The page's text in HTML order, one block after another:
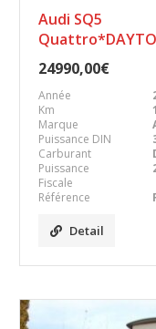
Audi SQ5
24990,00€
Année
Km
Marque
Puissance DIN
Carburant
Puissance
Fiscale
Référence
Detail